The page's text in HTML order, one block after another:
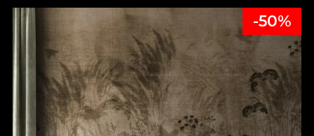
-50%